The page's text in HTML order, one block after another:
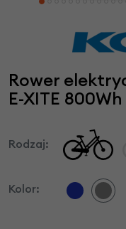
Rower
E-XITE
Rodzaj:
Kolor: